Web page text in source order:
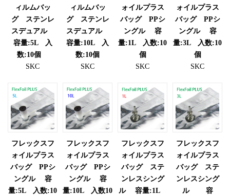
ィルムバッ
グ ステンレ
スデュアル
容量:5L 入
数:10個
SKC
ィルムバッ
グ ステンレ
スデュアル
容量:10L 入
数:10個
SKC
ォイルプラス
バッグ PPシ
ングル 容
量:1L 入数:10
個
SKC
ォイルプラス
バッグ PPシ
ングル 容
量:3L 入数:10
個
SKC
フレックスフ
ォイルプラス
バッグ PPシ
ングル 容
量:5L 入数:10
フレックスフ
ォイルプラス
バッグ PPシ
ングル 容
量:10L 入数10
フレックスフ
ォイルプラス
バッグ ステ
ンレスシング
ル 容量:1L
フレックスフ
ォイルプラス
バッグ ステ
ンレスシング
ル 容